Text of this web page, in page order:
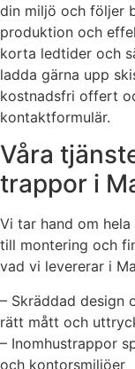
din miljö och följer
produktion och
korta ledtider och
ladda gärna upp
kostnadsfri offert
kontaktformulär.
Våra
trappor i
Vi tar hand om
till montering och
vad vi levererar i
– Skräddad design
rätt mått och
– Inomhustrappor
och kontorsmiljöer